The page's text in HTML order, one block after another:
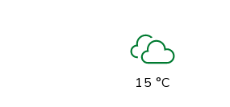
15 °C